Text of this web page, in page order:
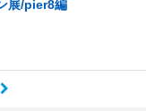
展/pier8編